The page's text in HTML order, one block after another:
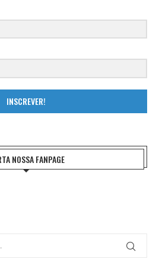
INSCREVER!
NOSSA FANPAGE